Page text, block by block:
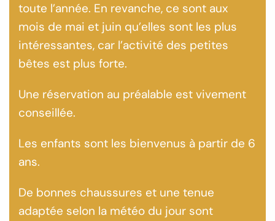
toute l’année. En revanche, ce sont aux
mois de mai et juin qu’elles sont les plus
intéressantes, car l’activité des petites
bêtes est plus forte.
Une réservation au préalable est vivement
conseillée.
Les enfants sont les bienvenus à partir de 6
ans.
De bonnes chaussures et une tenue
adaptée selon la météo du jour sont